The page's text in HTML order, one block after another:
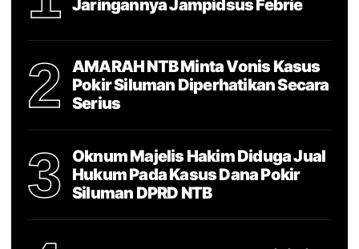
Jaringannya Jampidsus Febrie
2
AMARAH NTB Minta Vonis Kasus
Pokir Siluman Diperhatikan Secara
Serius
3
Oknum Majelis Hakim Diduga Jual
Hukum Pada Kasus Dana Pokir
Siluman DPRD NTB